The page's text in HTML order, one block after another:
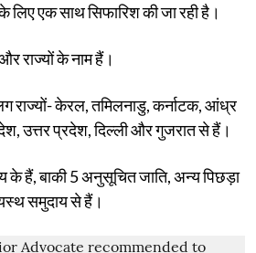
लिए एक साथ सिफारिश की जा रही है।
राज्यों के नाम हैं।
राज्यों- केरल, तमिलनाडु, कर्नाटक, आंध्र
उत्तर प्रदेश, दिल्ली और गुजरात से हैं।
के हैं, बाकी 5 अनुसूचित जाति, अन्य पिछड़ा
समुदाय से हैं।